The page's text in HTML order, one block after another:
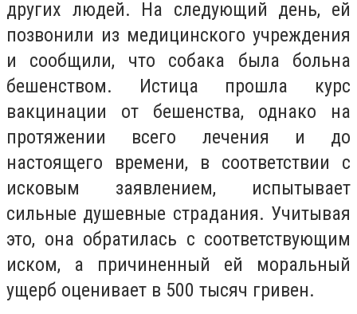
других людей. На следующий день, ей
позвонили из медицинского учреждения
и сообщили, что собака была больна
бешенством. Истица прошла курс
вакцинации от бешенства, однако на
протяжении всего лечения и до
настоящего времени, в соответствии с
исковым заявлением, испытывает
сильные душевные страдания. Учитывая
это, она обратилась с соответствующим
иском, а причиненный ей моральный
ущерб оценивает в 500 тысяч гривен.